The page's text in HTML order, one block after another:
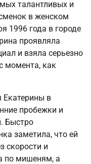
талантливых и
в женском
1996 года в городе
проявляла
и взяла серьезно
момента, как
Екатерины в
пробежки и
Быстро
заметила, что ей
скорости и
по мишеням, а